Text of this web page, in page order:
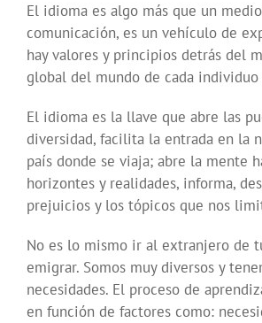
El idioma es algo más que un
comunicación, es un vehículo de
hay valores y principios detrás del
global del mundo de cada
El idioma es la llave que abre las
diversidad, facilita la entrada en la
país donde se viaja; abre la mente
horizontes y realidades, informa,
prejuicios y los tópicos que nos
No es lo mismo ir al extranjero de
emigrar. Somos muy diversos y
necesidades. El proceso de
en función de factores como: